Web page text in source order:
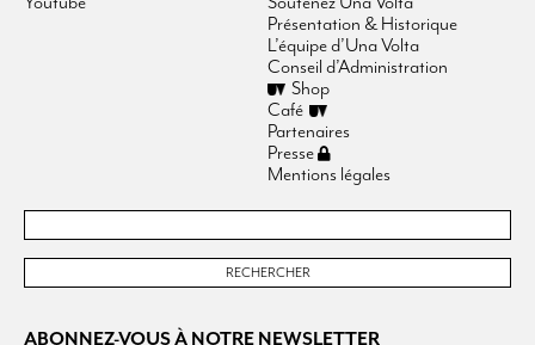
Présentation & Historique
L’équipe d’Una Volta
Conseil d’Administration
Shop
Café
Partenaires
Presse
Mentions légales
ABONNEZ-VOUS À NOTRE NEWSLETTER